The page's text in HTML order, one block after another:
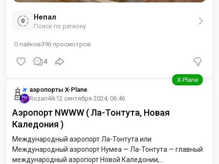
Непал
Поиск по региону
0 лайков396 просмотров
4
аэропорты X-Plane
Rozan4ik12 сентября 2024, 06:46
Аэропорт NWWW ( Ла-Тонтута, Новая
Каледония )
Международный аэропорт Ла-Тонтута или
Международный аэропорт Нумеа — Ла-Тонтута — главный
международный аэропорт Новой Каледонии,